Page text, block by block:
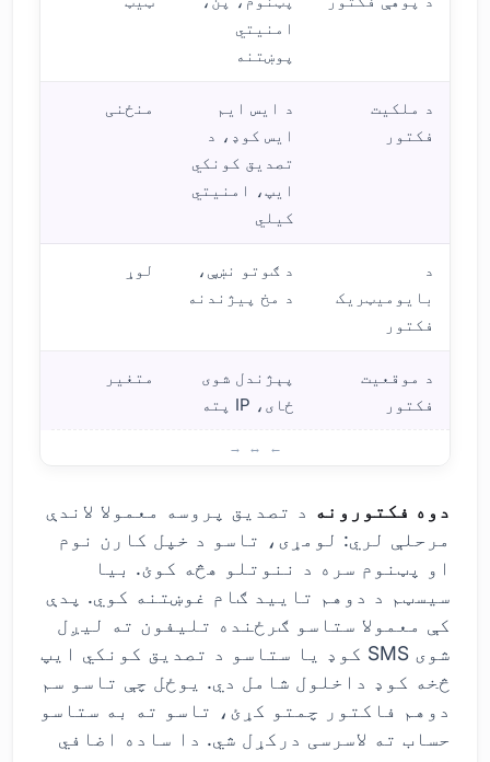
امنیتي
پوښتنه
د ملکیت
فکتور
د ایس ایم
ایس کوډ، د
تصدیق کونکي
ایپ، امنیتي
کیلي
منځنی
د
بایومیټریک
فکتور
د ګوتو نښې،
د مخ پیژندنه
لوړ
د موقعیت
فکتور
پېژندل شوی
ځای، IP پته
متغیر
دوه فکتورونه د تصدیق پروسه معمولا لاندې
مرحلې لري: لومړی، تاسو د خپل کارن نوم
او پټنوم سره د ننوتلو هڅه کوئ. بیا
سیسټم د دوهم تایید ګام غوښتنه کوي. پدې
کې معمولا ستاسو ګرځنده تلیفون ته لیږل
شوی SMS کوډ یا ستاسو د تصدیق کونکي ایپ
څخه کوډ داخلول شامل دي. یوځل چې تاسو سم
دوهم فاکتور چمتو کړئ، تاسو ته به ستاسو
حساب ته لاسرسی درکړل شي. دا ساده اضافي